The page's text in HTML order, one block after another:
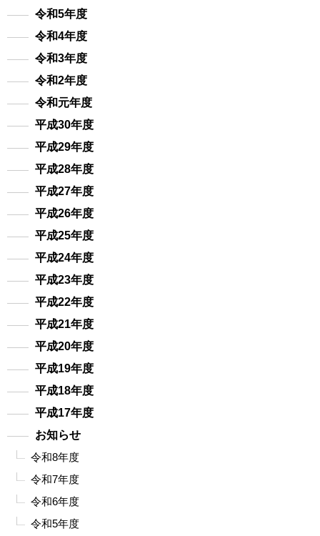
令和5年度
令和4年度
令和3年度
令和2年度
令和元年度
平成30年度
平成29年度
平成28年度
平成27年度
平成26年度
平成25年度
平成24年度
平成23年度
平成22年度
平成21年度
平成20年度
平成19年度
平成18年度
平成17年度
お知らせ
令和8年度
令和7年度
令和6年度
令和5年度